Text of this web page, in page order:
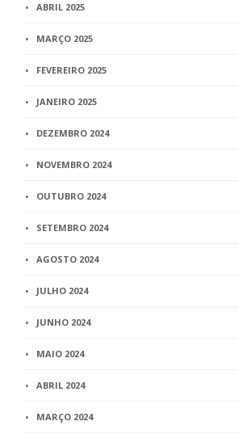
ABRIL 2025
MARÇO 2025
FEVEREIRO 2025
JANEIRO 2025
DEZEMBRO 2024
NOVEMBRO 2024
OUTUBRO 2024
SETEMBRO 2024
AGOSTO 2024
JULHO 2024
JUNHO 2024
MAIO 2024
ABRIL 2024
MARÇO 2024